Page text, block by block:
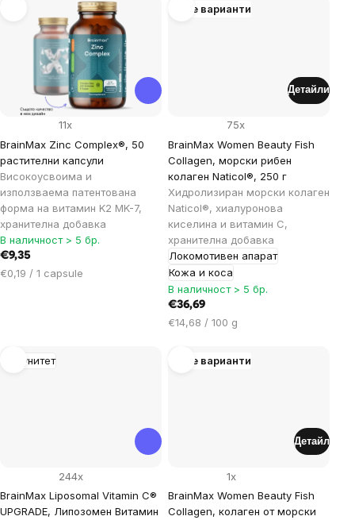
BrainMax Zinc Complex®, 50
растителни капсули
Високоусвоима и
използваема патентована
форма на витамин K2 MK-7,
хранителна добавка
11x
В наличност > 5 бр.
€9,35
Цена
€0,19 / 1 capsule
Още варианти
BrainMax Women Beauty Fish
Collagen, морски рибен
колаген Naticol®, 250 г
Хидролизиран морски колаген
Naticol®, хиалуронова
киселина и витамин C,
хранителна добавка
Локомотивен апарат
Кожа и коса
75x
В наличност > 5 бр.
€36,69
Цена
€14,68 / 100 g
Детайли
Имунитет
BrainMax Liposomal Vitamin C®
UPGRADE, Липозомен Витамин
244x
Още варианти
BrainMax Women Beauty Fish
Collagen, колаген от морски
1x
Детайл